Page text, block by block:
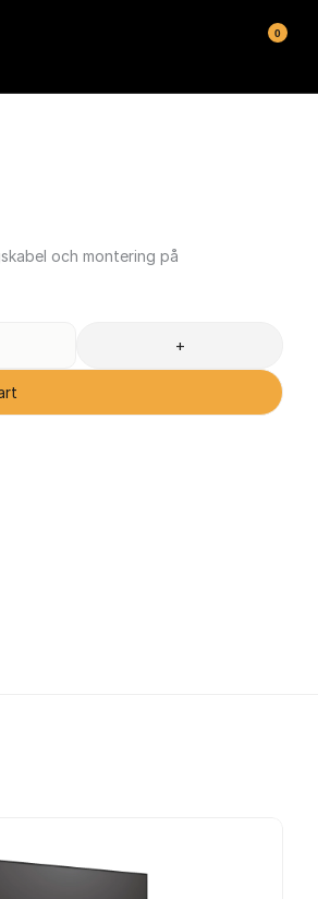
och montering på
+
0